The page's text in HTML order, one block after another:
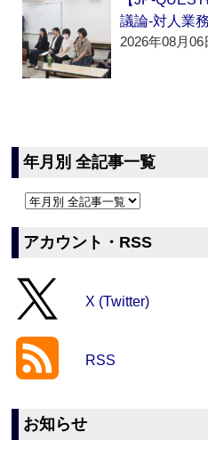
議論‐対人業
2026年08月06
年月別 全記事一覧
アカウント・RSS
X (Twitter)
RSS
お知らせ